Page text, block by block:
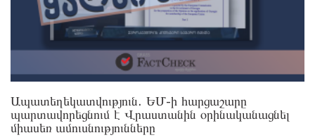
Ապատեղեկատվություն. ԵՄ-ի հարցաշարը
պարտավորեցնում է Վրաստանին օրինականացնել
միասեռ ամուսնությունները